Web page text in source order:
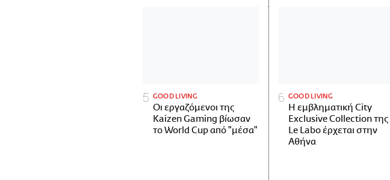
GOOD LIVING
Οι εργαζόμενοι της
Kaizen Gaming βίωσαν
το World Cup από "μέσα"
GOOD LIVING
Η εμβληματική City
Exclusive Collection της
Le Labo έρχεται στην
Αθήνα